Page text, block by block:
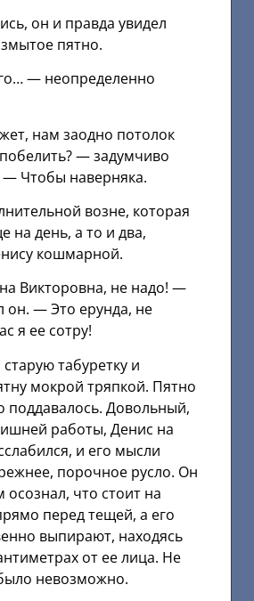
он и правда увидел
пятно.
— неопределенно
нам заодно потолок
— задумчиво
— Чтобы наверняка.
возне, которая
на день, а то и два,
кошмарной.
Викторовна, не надо! —
он. — Это ерунда, не
я ее сотру!
табуретку и
мокрой тряпкой. Пятно
поддавалось. Довольный,
работы, Денис на
и его мысли
порочное русло. Он
осознал, что стоит на
перед тещей, а его
выпирают, находясь
от ее лица. Не
невозможно.